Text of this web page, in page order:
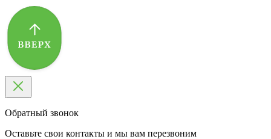
Обратный звонок
Оставьте свои контакты и мы вам перезвоним